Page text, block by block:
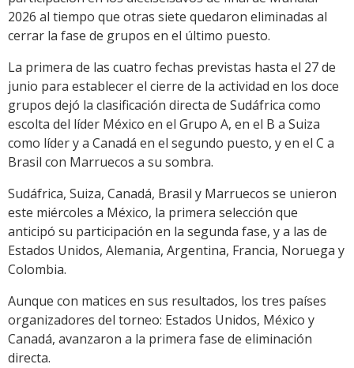
2026 al tiempo que otras siete quedaron eliminadas al
cerrar la fase de grupos en el último puesto.
La primera de las cuatro fechas previstas hasta el 27 de
junio para establecer el cierre de la actividad en los doce
grupos dejó la clasificación directa de Sudáfrica como
escolta del líder México en el Grupo A, en el B a Suiza
como líder y a Canadá en el segundo puesto, y en el C a
Brasil con Marruecos a su sombra.
Sudáfrica, Suiza, Canadá, Brasil y Marruecos se unieron
este miércoles a México, la primera selección que
anticipó su participación en la segunda fase, y a las de
Estados Unidos, Alemania, Argentina, Francia, Noruega y
Colombia.
Aunque con matices en sus resultados, los tres países
organizadores del torneo: Estados Unidos, México y
Canadá, avanzaron a la primera fase de eliminación
directa.